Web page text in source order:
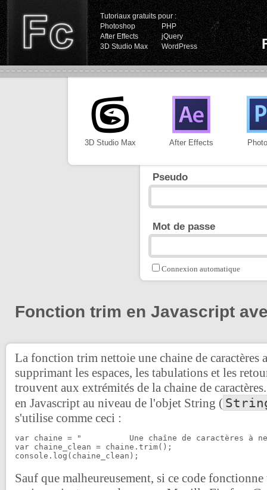
Tutoriaux gratuits pour :
Photoshop
PHP
After Effects
jQuery
3D Studio Max
WordPress
3D Studio Max After Effects
Pseudo
Mot de passe
Connexion automatique
Fonction trim en Javascript
La fonction trim nettoie une chaine de caractères
supprimant les espaces, les tabulations et les
trouvent aux extrémités de la chaine de
en Javascript au niveau de l'objet String (
s'utilise comme ceci :
var chaine = "    	Une chaîne de caractères à nettoyer...        ";
var chaine_clean = chaine.trim();
console.log(chaine_clean);
Sauf que malheureusement, si ce code